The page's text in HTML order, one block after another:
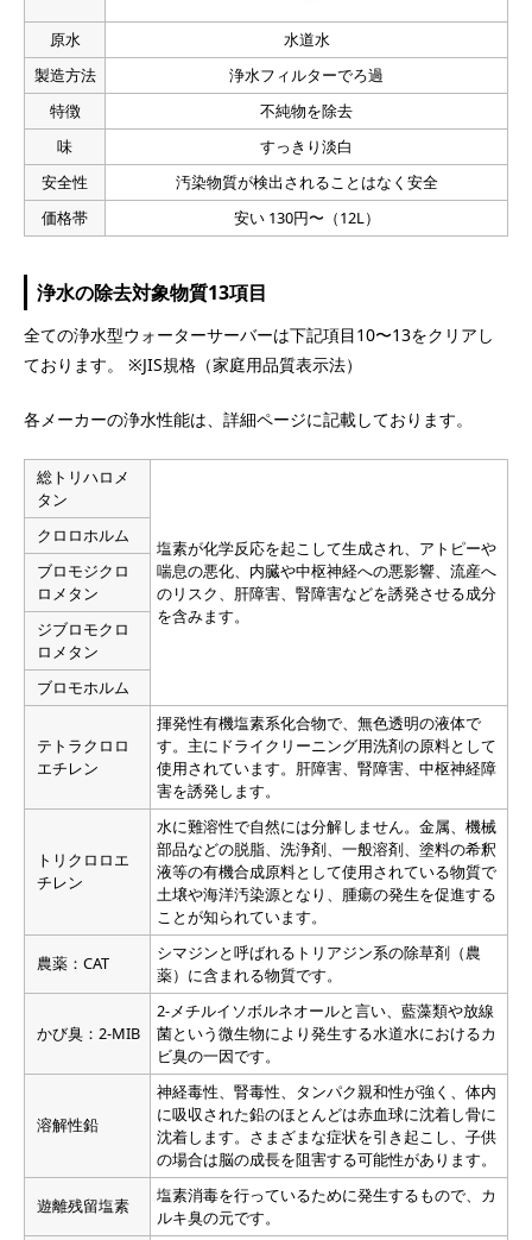
原水
水道水
製造方法
浄水フィルターでろ過
特徴
不純物を除去
味
すっきり淡白
安全性
汚染物質が検出されることはなく安全
価格帯
安い 130円〜（12L）
浄水の除去対象物質13項目
全ての浄水型ウォーターサーバーは下記項目10〜13をクリアし
ております。 ※JIS規格（家庭用品質表示法）
各メーカーの浄水性能は、詳細ページに記載しております。
総トリハロメ
タン
塩素が化学反応を起こして生成され、アトピーや
喘息の悪化、内臓や中枢神経への悪影響、流産へ
のリスク、肝障害、腎障害などを誘発させる成分
を含みます。
クロロホルム
ブロモジクロ
ロメタン
ジブロモクロ
ロメタン
ブロモホルム
テトラクロロ
エチレン
揮発性有機塩素系化合物で、無色透明の液体で
す。主にドライクリーニング用洗剤の原料として
使用されています。肝障害、腎障害、中枢神経障
害を誘発します。
トリクロロエ
チレン
水に難溶性で自然には分解しません。金属、機械
部品などの脱脂、洗浄剤、一般溶剤、塗料の希釈
液等の有機合成原料として使用されている物質で
土壌や海洋汚染源となり、腫瘍の発生を促進する
ことが知られています。
農薬：CAT
シマジンと呼ばれるトリアジン系の除草剤（農
薬）に含まれる物質です。
かび臭：2-MIB
2-メチルイソボルネオールと言い、藍藻類や放線
菌という微生物により発生する水道水におけるカ
ビ臭の一因です。
溶解性鉛
神経毒性、腎毒性、タンパク親和性が強く、体内
に吸収された鉛のほとんどは赤血球に沈着し骨に
沈着します。さまざまな症状を引き起こし、子供
の場合は脳の成長を阻害する可能性があります。
遊離残留塩素
塩素消毒を行っているために発生するもので、カ
ルキ臭の元です。